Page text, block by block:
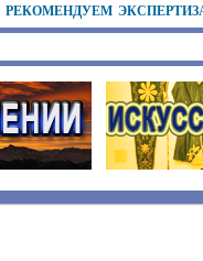
РЕКОМЕНДУЕМ